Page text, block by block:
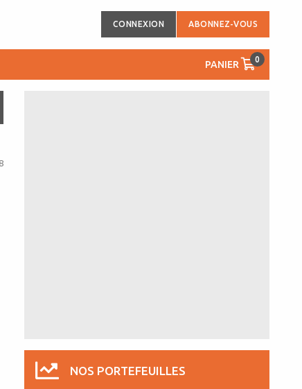
CONNEXION ABONNEZ-VOUS
PANIER 0
NOS PORTEFEUILLES